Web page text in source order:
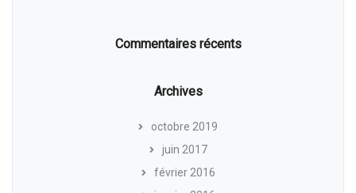
Commentaires récents
Archives
octobre 2019
juin 2017
février 2016